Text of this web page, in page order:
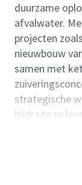
duurzame
afvalwater.
projecten
nieuwbouw
samen met
strategische
bijdrage te